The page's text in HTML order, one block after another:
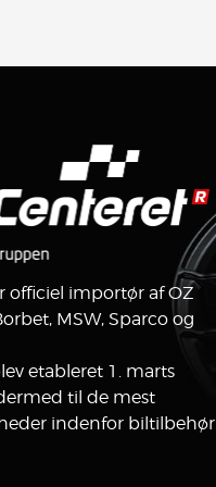
officiel importør af OZ
MSW, Sparco og
etableret 1. marts
til de mest
indenfor biltilbehør